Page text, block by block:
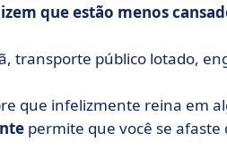
que estão menos
transporte público lotado,
que infelizmente reina em
permite que você se